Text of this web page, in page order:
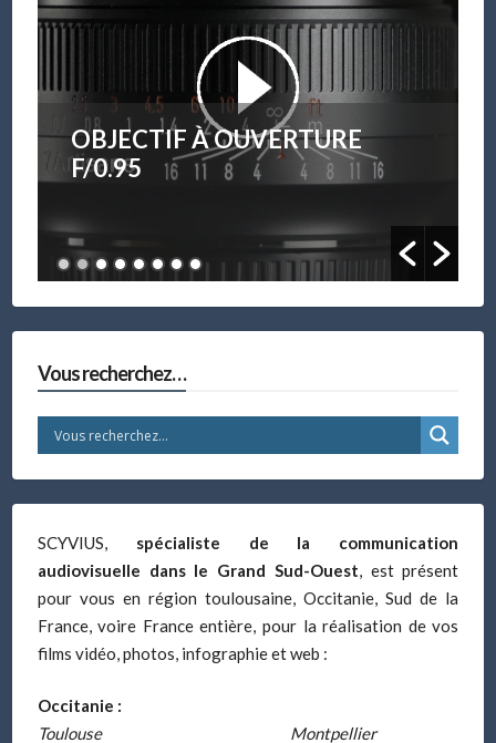
OBJECTIF À OUVERTURE
F/0.95
Vous recherchez…
SCYVIUS, spécialiste de la communication
audiovisuelle dans le Grand Sud-Ouest, est présent
pour vous en région toulousaine, Occitanie, Sud de la
France, voire France entière, pour la réalisation de vos
films vidéo, photos, infographie et web :
Occitanie :
Toulouse
Montpellier